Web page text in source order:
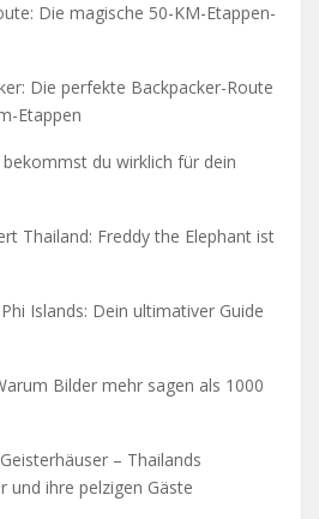
Die magische 50-KM-Etappen-
Die perfekte Backpacker-Route
Etappen
bekommst du wirklich für dein
Thailand: Freddy the Elephant ist
Islands: Dein ultimativer Guide
Bilder mehr sagen als 1000
– Thailands
und ihre pelzigen Gäste